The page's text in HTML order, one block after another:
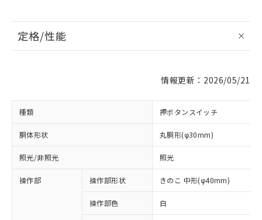
定格/性能
情報更新：2026/05/21
種類 押ボタンスイッチ
胴体形状 丸胴形(φ30mm)
照光/非照光 照光
操作部 操作部形状 きのこ 中形(φ40mm)
操作部色 白